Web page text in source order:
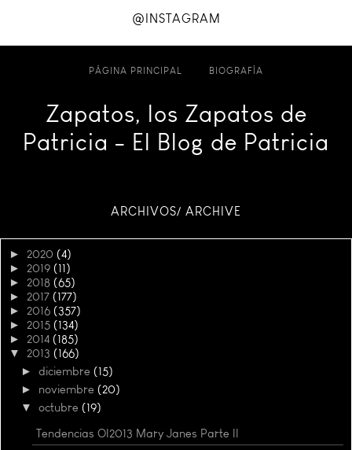
@INSTAGRAM
PÁGINA PRINCIPAL BIOGRAFÍA
Zapatos, los Zapatos de
Patricia - El Blog de Patricia
ARCHIVOS/ ARCHIVE
► 2020 (4)
► 2019 (11)
► 2018 (65)
► 2017 (177)
► 2016 (357)
► 2015 (134)
► 2014 (185)
▼ 2013 (166)
► diciembre (15)
► noviembre (20)
▼ octubre (19)
Tendencias OI2013 Mary Janes Parte II